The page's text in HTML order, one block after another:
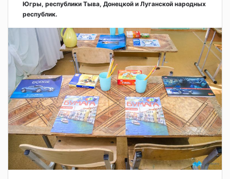
Югры, республики Тыва, Донецкой и Луганской народных
республик.